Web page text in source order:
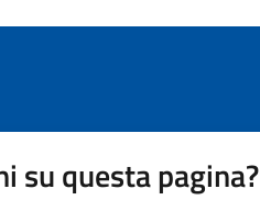
su questa pagina?